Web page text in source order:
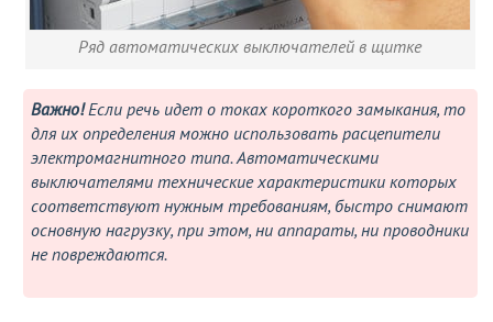
Ряд автоматических выключателей в щитке
Важно!Если речь идет о токах короткого замыкания, то
для их определения можно использовать расцепители
электромагнитного типа. Автоматическими
выключателями технические характеристики которых
соответствуют нужным требованиям, быстро снимают
основную нагрузку, при этом, ни аппараты, ни проводники
не повреждаются.